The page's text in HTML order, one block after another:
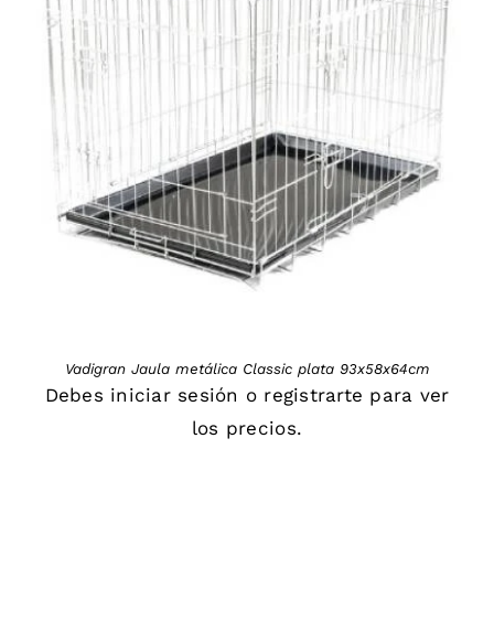
Vadigran Jaula metálica Classic plata 93x58x64cm
Debes iniciar sesión o registrarte para ver
los precios.